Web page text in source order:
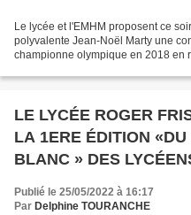
Le lycée et l'EMHM proposent ce
polyvalente Jean-Noël Marty une
championne olympique en 2018 en
LE LYCÉE ROGER
LA 1ERE ÉDITION
BLANC » DES
Publié le 25/05/2022 à 16:17
Par Delphine TOURANCHE